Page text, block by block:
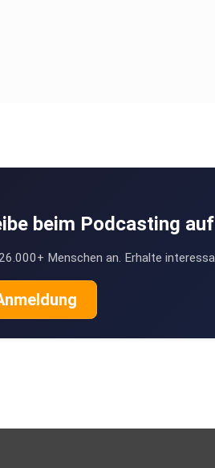
beim Podcasting
Menschen an. Erhalte